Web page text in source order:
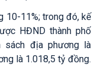
10-11%; trong đó, kế
HĐND thành phố
sách địa phương là
là 1.018,5 tỷ đồng.